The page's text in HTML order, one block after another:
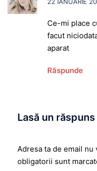
Ce-mi place
facut
aparat
Răspunde
Lasă un răspuns
Adresa ta de email nu
obligatorii sunt